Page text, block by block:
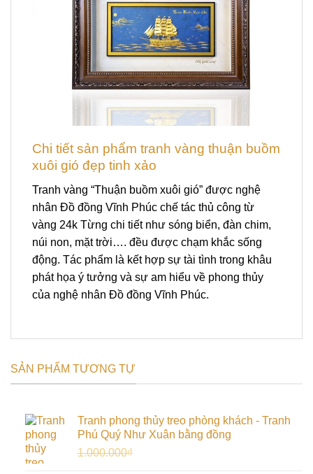
Chi tiết sản phẩm tranh vàng thuận buồm
xuôi gió đẹp tinh xảo
Tranh vàng “Thuận buồm xuôi gió” được nghệ
nhân Đồ đồng Vĩnh Phúc chế tác thủ công từ
vàng 24k Từng chi tiết như sóng biển, đàn chim,
núi non, mặt trời…. đều được chạm khắc sống
động. Tác phẩm là kết hợp sự tài tình trong khâu
phát họa ý tưởng và sự am hiểu về phong thủy
của nghệ nhân Đồ đồng Vĩnh Phúc.
SẢN PHẨM TƯƠNG TỰ
Tranh phong thủy treo phòng khách - Tranh
Phú Quý Như Xuân bằng đồng
1.000.000₫